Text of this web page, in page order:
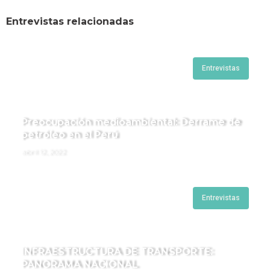
Entrevistas relacionadas
Entrevistas
Preocupación medioambiental: Derrame de
petróleo en el Perú
Entrevistas
INFRAESTRUCTURA DE TRANSPORTE:
PANORAMA NACIONAL